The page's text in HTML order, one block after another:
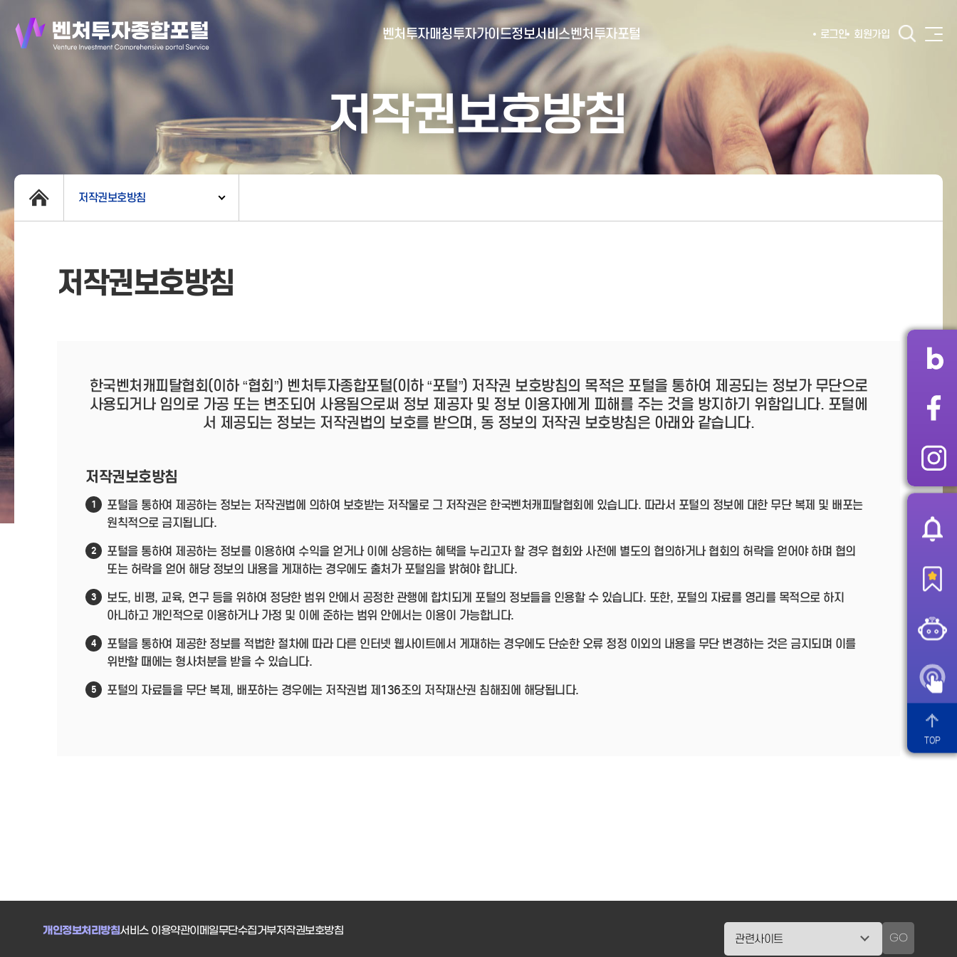
벤처투자매칭
- 벤처투자회사 전자공시
- 벤처투자마트란?
투자가이드정보서비스
- 대시보드
- 투자실적
- 민간벤처통계
- 통계/연구 보고서
- VC 트랙레코드 확
인
- 투자확인서발급시
스템
벤처투자포털
- 포털소개
- BI소개
로그인 회원가입
TOP
저작권보호방침
저작권보호방침
저작권보호방침
한국벤처캐피탈협회(이하 “협회”) 벤처투자종합포털(이하 “포털”) 저작권 보호방침의 목적은 포털을 통하여 제공되는 정보가 무단으로
사용되거나 임의로 가공 또는 변조되어 사용됨으로써 정보 제공자 및 정보 이용자에게 피해를 주는 것을 방지하기 위함입니다. 포털에
서 제공되는 정보는 저작권법의 보호를 받으며, 동 정보의 저작권 보호방침은 아래와 같습니다.
저작권보호방침
1
포털을 통하여 제공하는 정보는 저작권법에 의하여 보호받는 저작물로 그 저작권은 한국벤처캐피탈협회에 있습니다. 따라서 포털의 정보에 대한 무단 복제 및 배포는
원칙적으로 금지됩니다.
2
포털을 통하여 제공하는 정보를 이용하여 수익을 얻거나 이에 상응하는 혜택을 누리고자 할 경우 협회와 사전에 별도의 협의하거나 협회의 허락을 얻어야 하며 협의
또는 허락을 얻어 해당 정보의 내용을 게재하는 경우에도 출처가 포털임을 밝혀야 합니다.
3
보도, 비평, 교육, 연구 등을 위하여 정당한 범위 안에서 공정한 관행에 합치되게 포털의 정보들을 인용할 수 있습니다. 또한, 포털의 자료를 영리를 목적으로 하지
아니하고 개인적으로 이용하거나 가정 및 이에 준하는 범위 안에서는 이용이 가능합니다.
4
포털을 통하여 제공한 정보를 적법한 절차에 따라 다른 인터넷 웹사이트에서 게재하는 경우에도 단순한 오류 정정 이외의 내용을 무단 변경하는 것은 금지되며 이를
위반할 때에는 형사처분을 받을 수 있습니다.
5 포털의 자료들을 무단 복제, 배포하는 경우에는 저작권법 제136조의 저작재산권 침해죄에 해당됩니다.
개인정보처리방침서비스 이용약관이메일무단수집거부저작권보호방침
GO